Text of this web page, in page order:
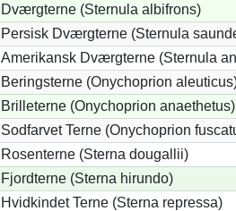
Dværgterne (Sternula albifrons)
Persisk Dværgterne (Sternula
Amerikansk Dværgterne (Sternula
Beringsterne (Onychoprion
Brilleterne (Onychoprion anaethetus)
Sodfarvet Terne (Onychoprion
Rosenterne (Sterna dougallii)
Fjordterne (Sterna hirundo)
Hvidkindet Terne (Sterna repressa)